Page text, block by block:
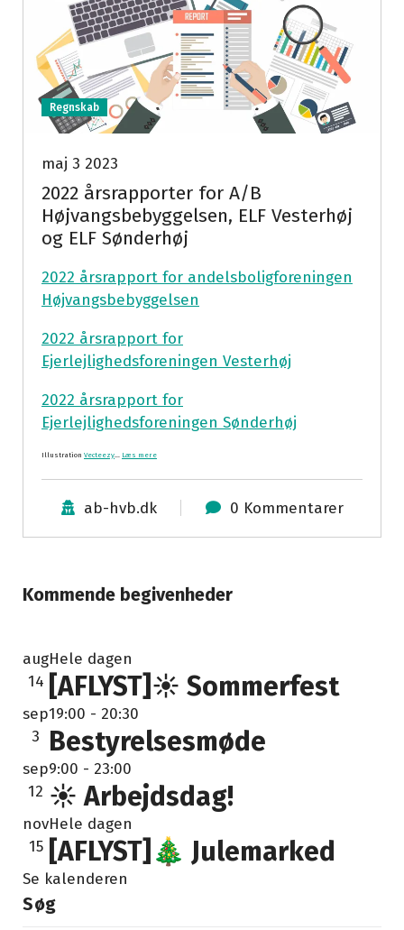
Regnskab
maj 3 2023
2022 årsrapporter for A/B
Højvangsbebyggelsen, ELF Vesterhøj
og ELF Sønderhøj
2022 årsrapport for andelsboligforeningen
Højvangsbebyggelsen
2022 årsrapport for
Ejerlejlighedsforeningen Vesterhøj
2022 årsrapport for
Ejerlejlighedsforeningen Sønderhøj
Illustration Vecteezy… Læs mere
ab-hvb.dk 0 Kommentarer
Kommende begivenheder
aug
14
Hele dagen
[AFLYST]☀️ Sommerfest
sep
3
19:00 - 20:30
Bestyrelsesmøde
sep
12
9:00 - 23:00
☀️ Arbejdsdag!
nov
15
Hele dagen
[AFLYST]🎄 Julemarked
Se kalenderen
Søg